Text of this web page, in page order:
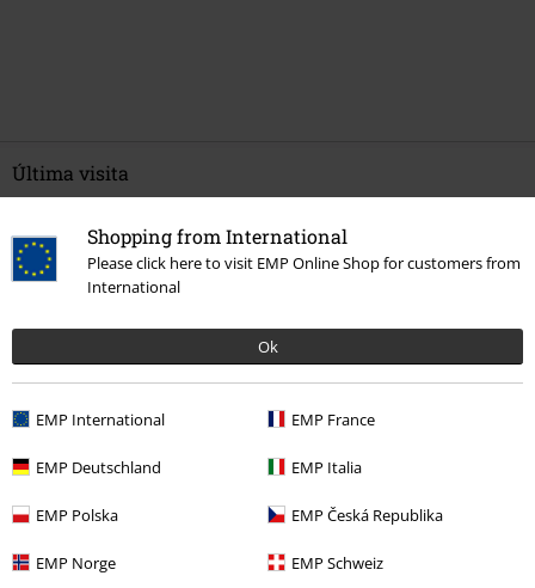
Shopping from International
Please click here to visit EMP Online Shop for customers from
International
Ok
EMP International EMP France
EMP Deutschland EMP Italia
EMP Polska EMP Česká Republika
EMP Norge EMP Schweiz
Última visita
%
Marcas Ropa